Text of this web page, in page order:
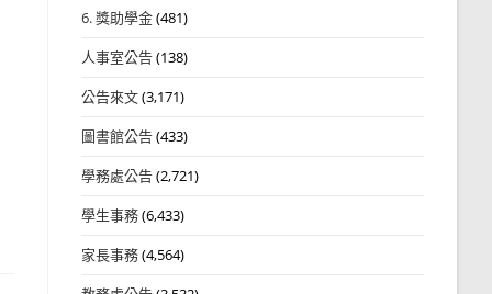
6. 獎助學金(481)
人事室公告(138)
公告來文(3,171)
圖書館公告(433)
學務處公告(2,721)
學生事務(6,433)
家長事務(4,564)